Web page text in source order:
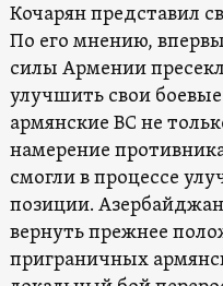
Кочарян представил
По его мнению,
силы Армении
улучшить свои
армянские ВС не
намерение
смогли в процессе
позиции.
вернуть прежнее
приграничных